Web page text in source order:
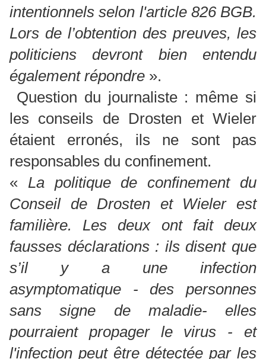
intentionnels selon l'article 826 BGB.
Lors de l’obtention des preuves, les
politiciens devront bien entendu
également répondre ».
Question du journaliste : même si
les conseils de Drosten et Wieler
étaient erronés, ils ne sont pas
responsables du confinement.
« La politique de confinement du
Conseil de Drosten et Wieler est
familière. Les deux ont fait deux
fausses déclarations : ils disent que
s’il y a une infection
asymptomatique - des personnes
sans signe de maladie- elles
pourraient propager le virus - et
l'infection peut être détectée par les